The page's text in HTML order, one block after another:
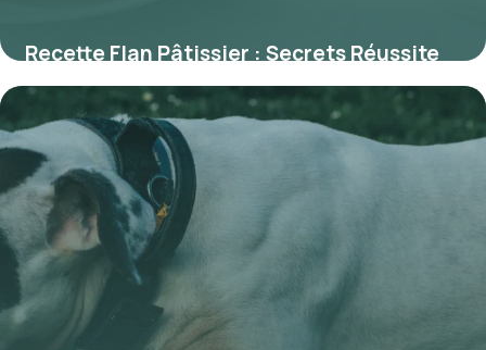
Recette Flan Pâtissier : Secrets Réussite
2026
26 mai 2026